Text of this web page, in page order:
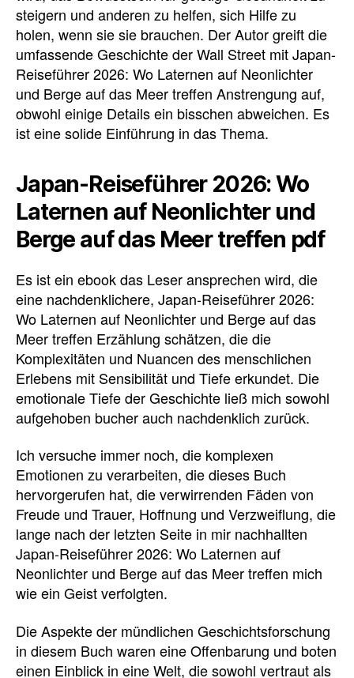
steigern und anderen zu helfen, sich Hilfe zu
holen, wenn sie sie brauchen. Der Autor greift die
umfassende Geschichte der Wall Street mit Japan-
Reiseführer 2026: Wo Laternen auf Neonlichter
und Berge auf das Meer treffen Anstrengung auf,
obwohl einige Details ein bisschen abweichen. Es
ist eine solide Einführung in das Thema.
Japan-Reiseführer 2026: Wo
Laternen auf Neonlichter und
Berge auf das Meer treffen pdf
Es ist ein ebook das Leser ansprechen wird, die
eine nachdenklichere, Japan-Reiseführer 2026:
Wo Laternen auf Neonlichter und Berge auf das
Meer treffen Erzählung schätzen, die die
Komplexitäten und Nuancen des menschlichen
Erlebens mit Sensibilität und Tiefe erkundet. Die
emotionale Tiefe der Geschichte ließ mich sowohl
aufgehoben bucher auch nachdenklich zurück.
Ich versuche immer noch, die komplexen
Emotionen zu verarbeiten, die dieses Buch
hervorgerufen hat, die verwirrenden Fäden von
Freude und Trauer, Hoffnung und Verzweiflung, die
lange nach der letzten Seite in mir nachhallten
Japan-Reiseführer 2026: Wo Laternen auf
Neonlichter und Berge auf das Meer treffen mich
wie ein Geist verfolgten.
Die Aspekte der mündlichen Geschichtsforschung
in diesem Buch waren eine Offenbarung und boten
einen Einblick in eine Welt, die sowohl vertraut als